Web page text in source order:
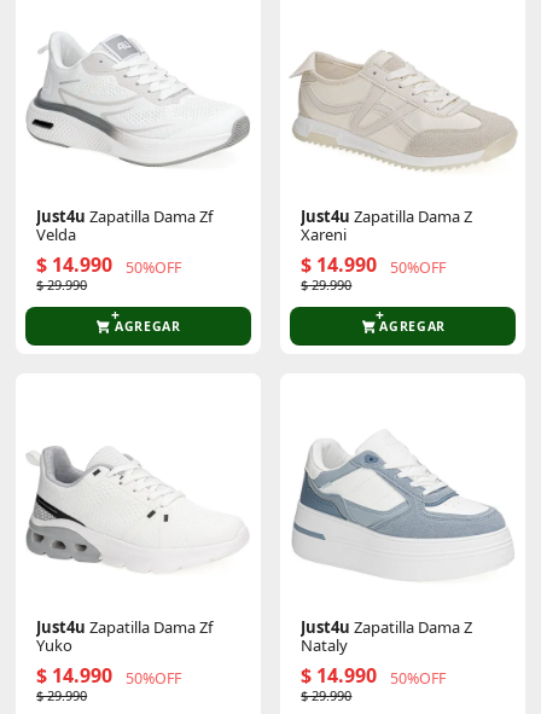
Just4u Zapatilla Dama Zf
Velda
$ 14.990 50%OFF
$ 29.990
AGREGAR
Just4u Zapatilla Dama Z
Xareni
$ 14.990 50%OFF
$ 29.990
AGREGAR
Just4u Zapatilla Dama Zf
Yuko
$ 14.990 50%OFF
$ 29.990
Just4u Zapatilla Dama Z
Nataly
$ 14.990 50%OFF
$ 29.990